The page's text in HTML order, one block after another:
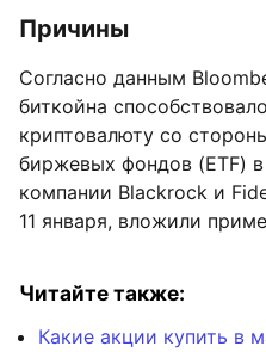
Причины
Согласно данным
биткойна
криптовалюту со
биржевых фондов (ETF)
компании Blackrock и
11 января, вложили
Читайте также:
Какие акции купить в